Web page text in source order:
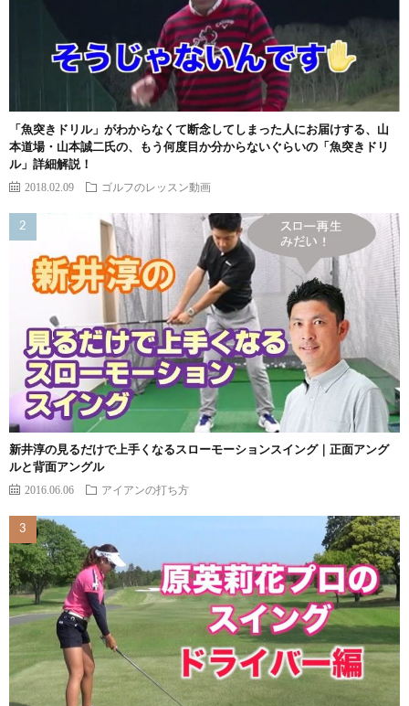
「魚突きドリル」がわからなくて断念してしまった人にお届けする、山
本道場・山本誠二氏の、もう何度目か分からないぐらいの「魚突きドリ
ル」詳細解説！
2018.02.09 ゴルフのレッスン動画
新井淳の見るだけで上手くなるスローモーションスイング｜正面アング
ルと背面アングル
2016.06.06 アイアンの打ち方